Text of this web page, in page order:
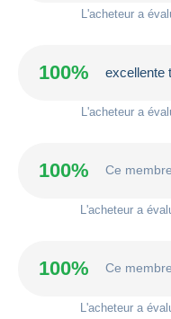
L'acheteur a
100% excellente
L'acheteur a
100% Ce
L'acheteur a
100% Ce
L'acheteur a